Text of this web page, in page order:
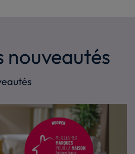
nouveautés